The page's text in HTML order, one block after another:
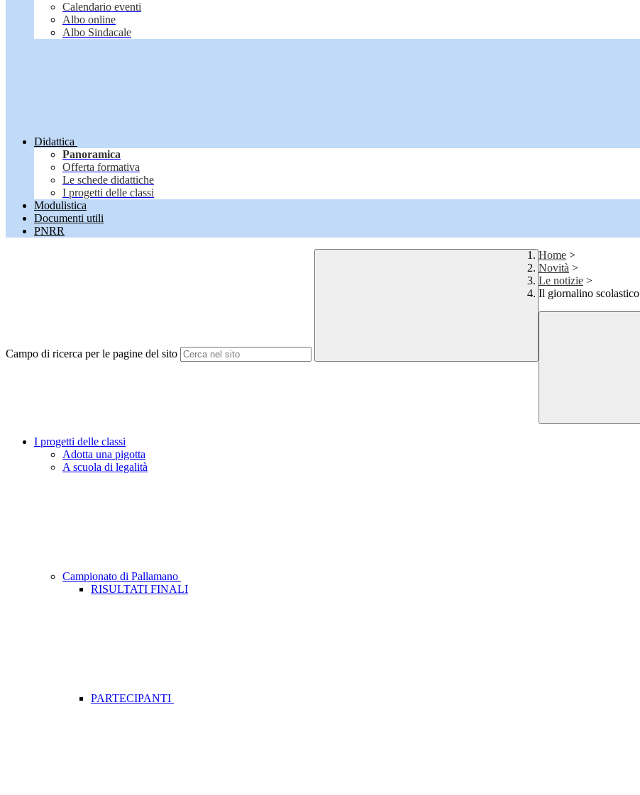
Calendario eventi
Albo online
Albo Sindacale
Didattica
Panoramica
Offerta formativa
Le schede didattiche
I progetti delle classi
Modulistica
Documenti utili
PNRR
Campo di ricerca per le pagine del sito
Home >
Novità >
Le notizie >
Il giornalino scolastico
I progetti delle classi
Adotta una pigotta
A scuola di legalità
Campionato di Pallamano
RISULTATI FINALI
PARTECIPANTI